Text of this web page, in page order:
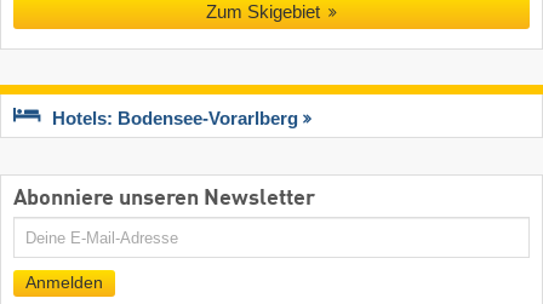
Zum Skigebiet
Hotels: Bodensee-Vorarlberg
Abonniere unseren Newsletter
E-
Mail
Anmelden